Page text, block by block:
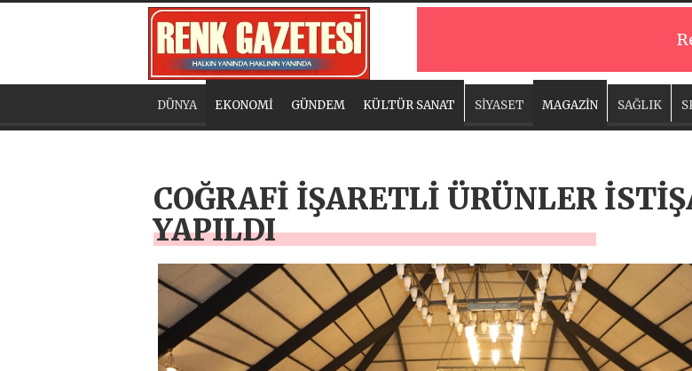
DÜNYA EKONOMİ GÜNDEM KÜLTÜR SANAT SİYASET MAGAZİN SAĞLIK
COĞRAFİ İŞARETLİ ÜRÜNLER
YAPILDI